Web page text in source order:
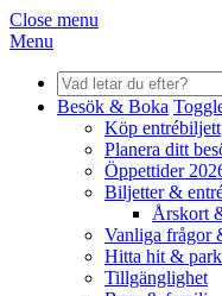
Close menu
Menu
Besök & Boka
Köp entrébiljett
Planera ditt
Öppettider
Biljetter &
Årskort
Vanliga frågor
Hitta hit &
Tillgänglighet